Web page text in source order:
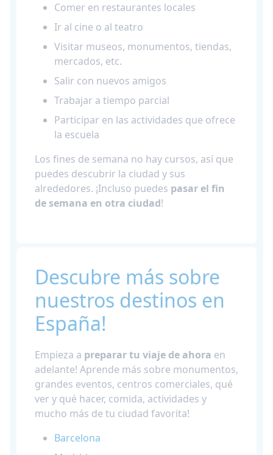
Comer en restaurantes locales
Ir al cine o al teatro
Visitar museos, monumentos, tiendas,
mercados, etc.
Salir con nuevos amigos
Trabajar a tiempo parcial
Participar en las actividades que ofrece
la escuela
Los fines de semana no hay cursos, así que
puedes descubrir la ciudad y sus
alrededores. ¡Incluso puedes pasar el fin
de semana en otra ciudad!
Descubre más sobre
nuestros destinos en
España!
Empieza a preparar tu viaje de ahora en
adelante! Aprende más sobre monumentos,
grandes eventos, centros comerciales, qué
ver y qué hacer, comida, actividades y
mucho más de tu ciudad favorita!
Barcelona